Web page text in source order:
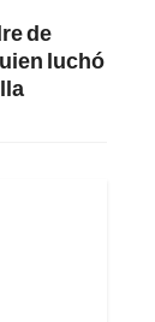
de
luchó